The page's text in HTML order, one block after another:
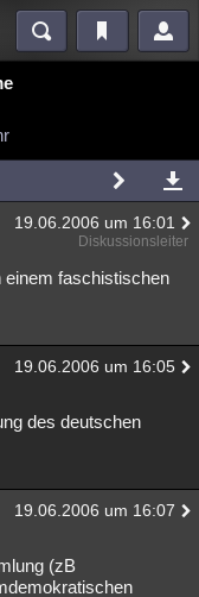
Mystery Kriminalfälle
Ufologie
English
Geschlossen
19.06.2006 um 16:01
Diskussionsleiter
einem faschistischen
19.06.2006 um 16:05
des deutschen
19.06.2006 um 16:07
(zB